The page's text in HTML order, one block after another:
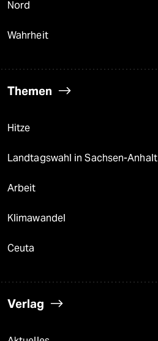
Nord
Wahrheit
Themen
Hitze
Landtagswahl in Sachsen-Anhalt
Arbeit
Klimawandel
Ceuta
Verlag